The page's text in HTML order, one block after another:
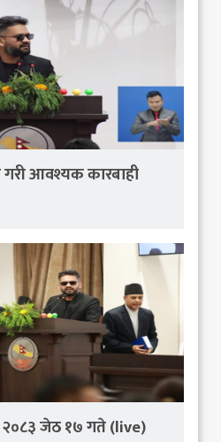
आवश्यक कारबाही
२०८३ जेठ १७ गते (live)